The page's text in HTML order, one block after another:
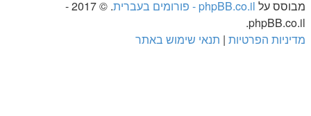
מבוסס על phpBB.co.il - פורומים בעברית
. © 2017 -
phpBB.co.il.
מדיניות הפרטיות | תנאי שימוש באתר